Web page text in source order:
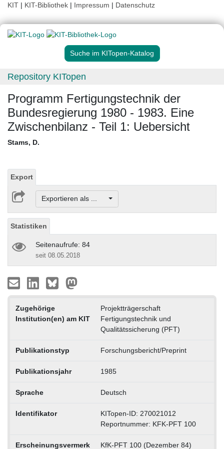
KIT | KIT-Bibliothek | Impressum | Datenschutz
Suche im KITopen-Katalog
Repository KITopen
Programm Fertigungstechnik der
Bundesregierung 1980 - 1983. Eine
Zwischenbilanz - Teil 1: Uebersicht
Stams, D.
Export
Exportieren als ...
Statistiken
Seitenaufrufe: 84
seit 08.05.2018
Zugehörige
Institution(en) am KIT
Projektträgerschaft
Fertigungstechnik und
Qualitätssicherung (PFT)
Publikationstyp Forschungsbericht/Preprint
Publikationsjahr 1985
Sprache Deutsch
Identifikator
KITopen-ID: 270021012
Reportnummer: KFK-PFT 100
Erscheinungsvermerk KfK-PFT 100 (Dezember 84)